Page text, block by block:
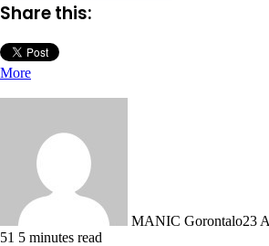
Share this:
More
MANIC Gorontalo23
51 5 minutes read